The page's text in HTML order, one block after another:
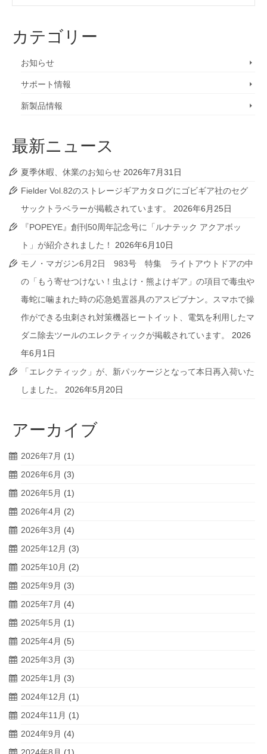
カテゴリー
お知らせ
サポート情報
新製品情報
最新ニュース
夏季休暇、休業のお知らせ 2026年7月31日
Fielder Vol.82のストレージギアカタログにゴビギア社のセグ
サックトラベラーが掲載されています。
2026年6月25日
『POPEYE』創刊50周年記念号に「ルナテック アクアボッ
ト」が紹介されました！
2026年6月10日
モノ・マガジン6月2日 983号 特集 ライトアウトドアの中
の「もう寄せつけない！虫よけ・熊よけギア」の項目で毒虫や
毒蛇に噛まれた時の応急処置器具のアスピブナン。スマホで操
作ができる虫刺され対策機器ヒートイット、電気を利用したマ
ダニ除去ツールのエレクティックが掲載されています。
2026
年6月1日
「エレクティック」が、新パッケージとなって本日再入荷いた
しました。
2026年5月20日
アーカイブ
2026年7月 (1)
2026年6月 (3)
2026年5月 (1)
2026年4月 (2)
2026年3月 (4)
2025年12月 (3)
2025年10月 (2)
2025年9月 (3)
2025年7月 (4)
2025年5月 (1)
2025年4月 (5)
2025年3月 (3)
2025年1月 (3)
2024年12月 (1)
2024年11月 (1)
2024年9月 (4)